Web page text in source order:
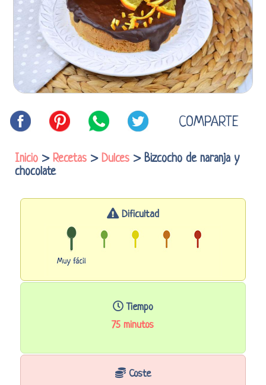
COMPARTE
Inicio > Recetas > Dulces > Bizcocho de naranja y
chocolate
Dificultad
Tiempo
75 minutos
Coste